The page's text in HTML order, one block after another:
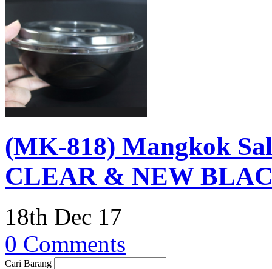
(MK-818) Mangkok
CLEAR & NEW
18th Dec 17
0 Comments
Cari Barang